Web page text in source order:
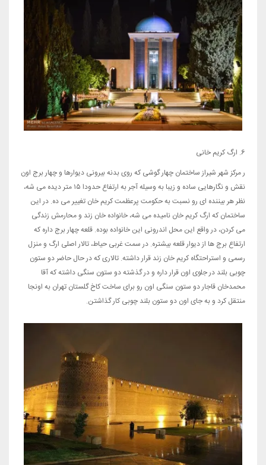
6. ارگ کریم خانی
ر مرکز شهر شیراز ساختمان چهار گوشی که روی بدنه بیرونی دیوارها و چهار برج اون
نقش و نگارهایی ساده و زیبا به وسیله آجر به ارتفاع حدودا ۱۵ متر دیده می شه،
نظر هر بیننده ای رو نسبت به حکومت پرعظمت کریم خان تغییر می ده. در این
ساختمان که ارگ کریم خان نامیده می شه، خانواده خان زند و محارمش زندگی
می کردن، در واقع این محل اندرونی این خانواده بوده. قلعه چهار برج داره که
ارتفاع برج ها از دیوار قلعه بیشتره. در سمت غربی حیاط، تالار اصلی ارگ و منزل
رسمی و استراحتگاه کریم خان زند قرار داشته. تالاری که در حال حاضر دو ستون
چوبی بلند در جلوی اون قرار داره و در گذشته دو ستون سنگی داشته که آقا
محمدخان قاجار دو ستون سنگی اون رو برای ساخت کاخ گلستان تهران به اونجا
منتقل کرد و به جای اون دو ستون بلند چوبی کار گذاشتن.